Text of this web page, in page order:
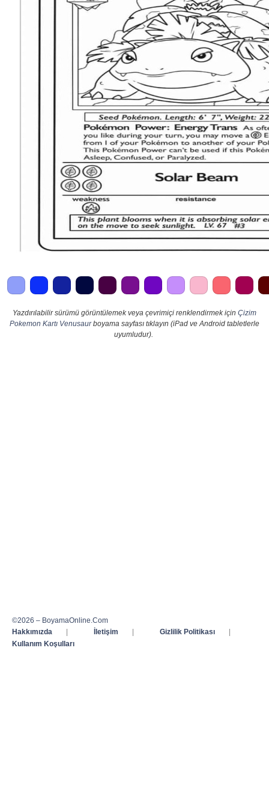
Yazdırılabilir sürümü görüntülemek veya çevrimiçi renklendirmek için Çizim
Pokemon Kartı Venusaurboyama sayfası tıklayın (iPad ve Android tabletlerle
uyumludur).
©2026 – BoyamaOnline.Com
Hakkımızda
| İletişim | Gizlilik Politikası
|
Kullanım Koşulları